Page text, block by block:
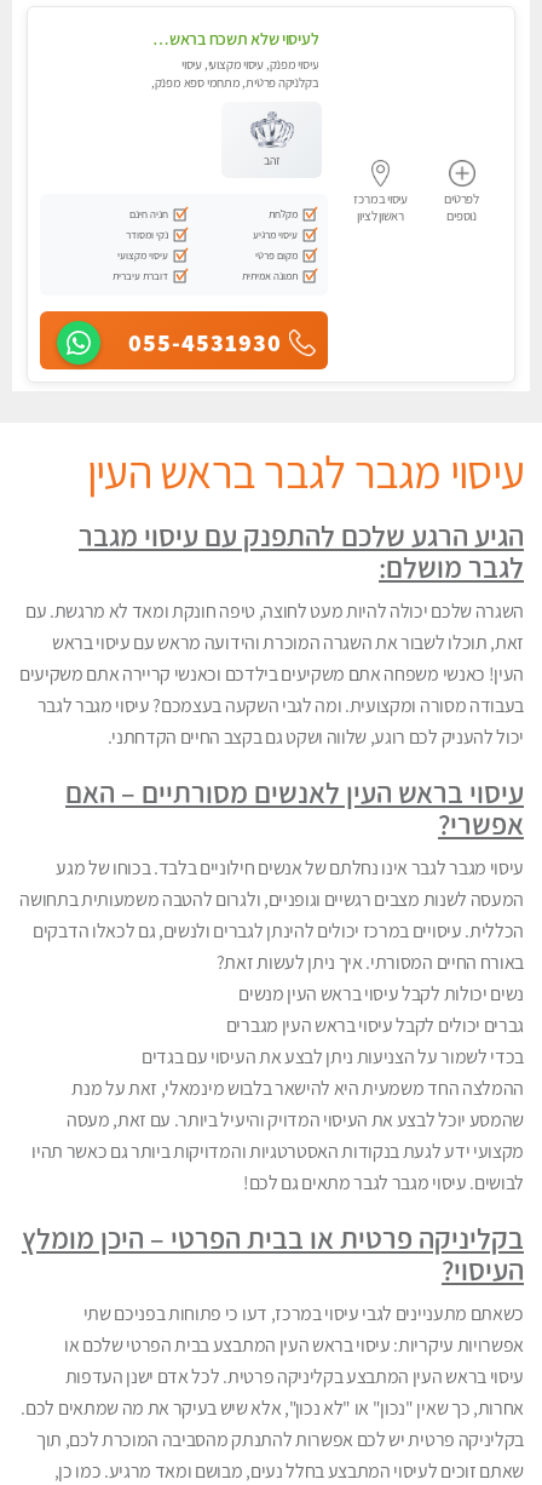
לפרטים
נוספים
עיסוי במרכז
ראשון לציון
לעיסוי שלא תשכח בראשון לציון
עיסוי מפנק, עיסוי מקצועי, עיסוי
בקלניקה פרטית, מתחמי ספא מפנק,
זהב
מקלחת
חניה חינם
עיסוי מרגיע
נקי ומסודר
מקום פרטי
עיסוי מקצועי
תמונה אמיתית
דוברת עיברית
055-4531930
עיסוי מגבר לגבר בראש העין
הגיע הרגע שלכם להתפנק עם עיסוי מגבר
לגבר מושלם:
השגרה שלכם יכולה להיות מעט לחוצה, טיפה חונקת ומאד לא מרגשת. עם
זאת, תוכלו לשבור את השגרה המוכרת והידועה מראש עם עיסוי בראש
העין! כאנשי משפחה אתם משקיעים בילדכם וכאנשי קריירה אתם משקיעים
בעבודה מסורה ומקצועית. ומה לגבי השקעה בעצמכם? עיסוי מגבר לגבר
יכול להעניק לכם רוגע, שלווה ושקט גם בקצב החיים הקדחתני.
עיסוי בראש העין לאנשים מסורתיים – האם
אפשרי?
עיסוי מגבר לגבר אינו נחלתם של אנשים חילוניים בלבד. בכוחו של מגע
המעסה לשנות מצבים רגשיים וגופניים, ולגרום להטבה משמעותית בתחושה
הכללית. עיסויים במרכז יכולים להינתן לגברים ולנשים, גם לכאלו הדבקים
באורח החיים המסורתי. איך ניתן לעשות זאת?
נשים יכולות לקבל עיסוי בראש העין מנשים
גברים יכולים לקבל עיסוי בראש העין מגברים
בכדי לשמור על הצניעות ניתן לבצע את העיסוי עם בגדים
ההמלצה החד משמעית היא להישאר בלבוש מינמאלי, זאת על מנת
שהמסע יוכל לבצע את העיסוי המדויק והיעיל ביותר. עם זאת, מעסה
מקצועי ידע לגעת בנקודות האסטרטגיות והמדויקות ביותר גם כאשר תהיו
לבושים. עיסוי מגבר לגבר מתאים גם לכם!
בקליניקה פרטית או בבית הפרטי – היכן מומלץ
העיסוי?
כשאתם מתעניינים לגבי עיסוי במרכז, דעו כי פתוחות בפניכם שתי
אפשרויות עיקריות: עיסוי בראש העין המתבצע בבית הפרטי שלכם או
עיסוי בראש העין המתבצע בקליניקה פרטית. לכל אדם ישנן העדפות
אחרות, כך שאין "נכון" או "לא נכון", אלא שיש בעיקר את מה שמתאים לכם.
בקליניקה פרטית יש לכם אפשרות להתנתק מהסביבה המוכרת לכם, תוך
שאתם זוכים לעיסוי המתבצע בחלל נעים, מבושם ומאד מרגיע. כמו כן,